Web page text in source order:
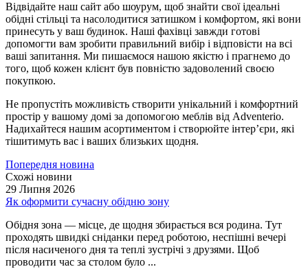
Відвідайте наш сайт або шоурум, щоб знайти свої ідеальні
обідні стільці та насолодитися затишком і комфортом, які вони
принесуть у ваш будинок. Наші фахівці завжди готові
допомогти вам зробити правильний вибір і відповісти на всі
ваші запитання. Ми пишаємося нашою якістю і прагнемо до
того, щоб кожен клієнт був повністю задоволений своєю
покупкою.
Не пропустіть можливість створити унікальний і комфортний
простір у вашому домі за допомогою меблів від Adventerio.
Надихайтеся нашим асортиментом і створюйте інтер’єри, які
тішитимуть вас і ваших близьких щодня.
Попередня новина
Схожі новини
29 Липня 2026
Як оформити сучасну обідню зону
Обідня зона — місце, де щодня збирається вся родина. Тут
проходять швидкі сніданки перед роботою, неспішні вечері
після насиченого дня та теплі зустрічі з друзями. Щоб
проводити час за столом було ...